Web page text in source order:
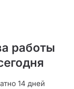
работы
14 дней